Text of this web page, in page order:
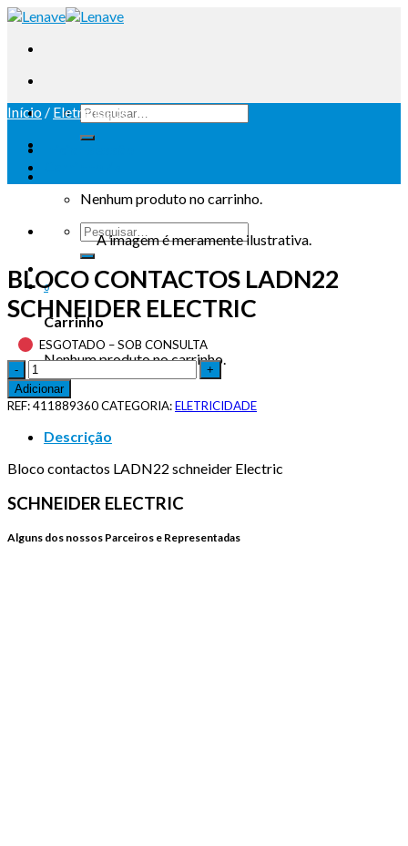
Nenhum produto no carrinho.
0
Carrinho
Nenhum produto no carrinho.
Início / Eletricidade
A imagem é meramente ilustrativa.
BLOCO CONTACTOS LADN22
SCHNEIDER ELECTRIC
ESGOTADO – SOB CONSULTA
Adicionar
REF:411889360CATEGORIA:ELETRICIDADE
Descrição
Bloco contactos LADN22 schneider Electric
SCHNEIDER ELECTRIC
Alguns dos nossos Parceiros e Representadas